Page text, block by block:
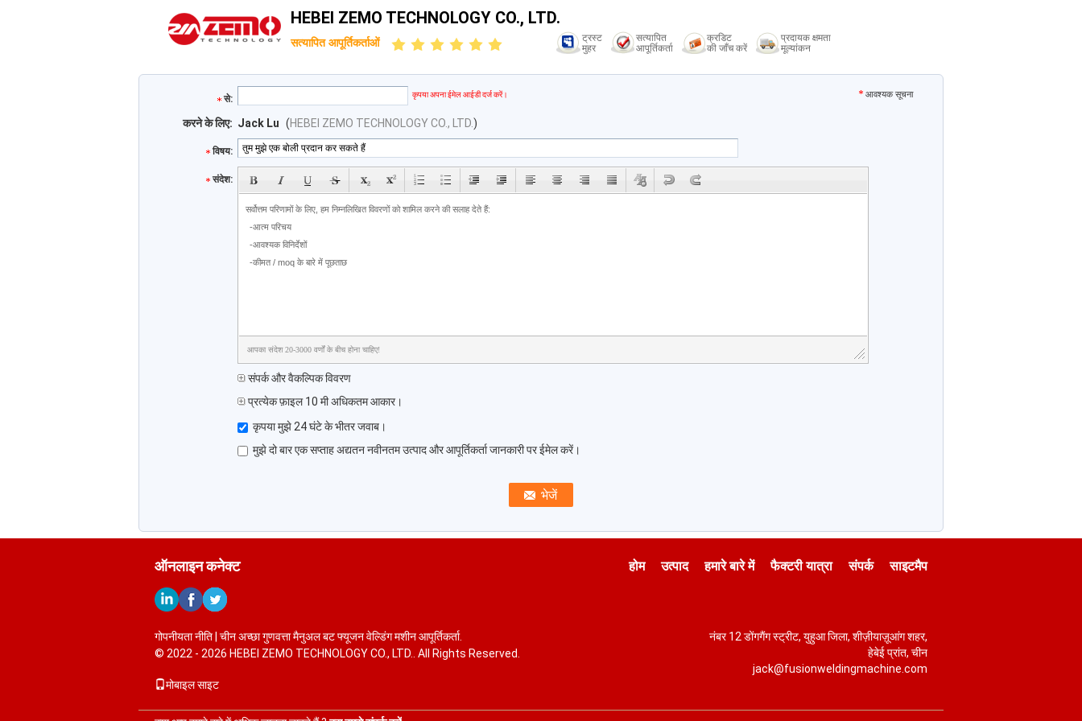
HEBEI ZEMO TECHNOLOGY CO., LTD.
सत्यापित आपूर्तिकर्ताओं
ट्रस्ट
मुहर
सत्यापित
आपूर्तिकर्ता
क्रडिट
की जाँच करें
प्रदायक क्षमता
मूल्यांकन
से: कृपया अपना ईमेल आईडी दर्ज करें। आवश्यक सूचना
करने के लिए: Jack Lu (HEBEI ZEMO TECHNOLOGY CO., LTD.)
विषय:
संदेश:
आपका संदेश 20-3000 वर्णों के बीच होना चाहिए!
संपर्क और वैकल्पिक विवरण
प्रत्येक फ़ाइल 10 मी अधिकतम आकार।
कृपया मुझे 24 घंटे के भीतर जवाब।
मुझे दो बार एक सप्ताह अद्यतन नवीनतम उत्पाद और आपूर्तिकर्ता जानकारी पर ईमेल करें।
ऑनलाइन कनेक्ट साइटमैप
संपर्क
फैक्टरी यात्रा
हमारे बारे में
उत्पाद
होम
गोपनीयता नीति | चीन अच्छा गुणवत्ता मैनुअल बट फ्यूजन वेल्डिंग मशीन आपूर्तिकर्ता.
© 2022 - 2026 HEBEI ZEMO TECHNOLOGY CO., LTD.. All Rights Reserved.
नंबर 12 डोंगगैंग स्ट्रीट, युहुआ जिला, शीज़ीयाज़ूआंग शहर,
हेबेई प्रांत, चीन
jack@fusionweldingmachine.com
मोबाइल साइट